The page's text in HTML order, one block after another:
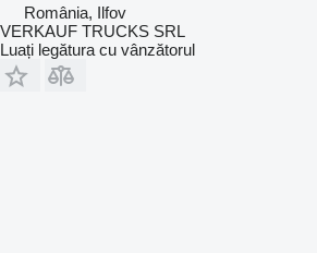
România, Ilfov
VERKAUF TRUCKS SRL
Luați legătura cu vânzătorul